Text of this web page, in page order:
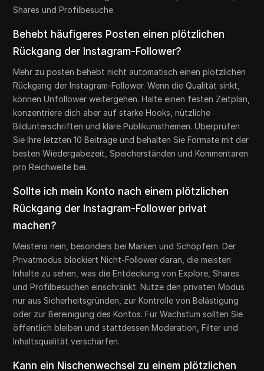
Shares und Profilbesuche.
Behebt häufigeres Posten einen plötzlichen
Rückgang der Instagram-Follower?
Mehr zu posten behebt nicht automatisch einen plötzlichen
Rückgang der Instagram-Follower. Wenn die Qualität sinkt,
können Unfollower weitergehen. Halte einen festen Zeitplan,
konzentriere dich aber auf starke Hooks, nützliche
Bildunterschriften und klare Publikumsthemen. Überprüfen
Sie Ihre letzten 10 Beiträge und behalten Sie Formate mit der
besten Wiedergabezeit, Speicherständen und Kommentaren
pro Reichweite bei.
Sollte ich mein Konto nach einem plötzlichen
Rückgang der Instagram-Follower privat
machen?
Meistens nein, besonders bei Marken und Schöpfern. Der
Privatmodus blockiert Nicht-Follower daran, die meisten
Inhalte zu sehen, was die Entdeckung von Explore, Shares
und Profilbesuchen einschränkt. Nutze den privaten Modus
nur aus Sicherheitsgründen, zur Kontrolle von Belästigung
oder zur Bereinigung des Kontos. Für Wachstum sollten Sie
öffentlich bleiben und stattdessen Moderation, Filter und
Inhaltsqualität verschärfen.
Kann ein Nischenwechsel zu einem plötzlichen